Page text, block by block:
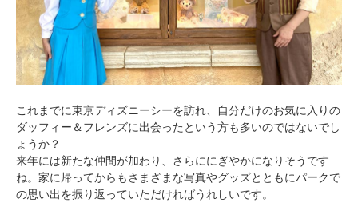
これまでに東京ディズニーシーを訪れ、自分だけのお気に入りの
ダッフィー＆フレンズに出会ったという方も多いのではないでし
ょうか？
来年には新たな仲間が加わり、さらににぎやかになりそうです
ね。家に帰ってからもさまざまな写真やグッズとともにパークで
の思い出を振り返っていただければうれしいです。